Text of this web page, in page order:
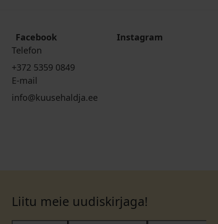
Facebook
Instagram
Telefon
+372 5359 0849
E-mail
info@kuusehaldja.ee
Liitu meie uudiskirjaga!